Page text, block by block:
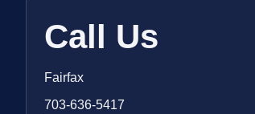
Call Us
Fairfax
703-636-5417